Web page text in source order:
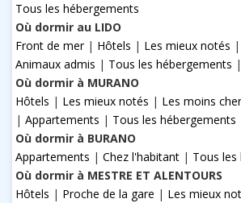
Tous les hébergements
Où dormir au LIDO
Front de mer| Hôtels | Les mieux notés |
Animaux admis | Tous les hébergements |
Où dormir à MURANO
Hôtels | Les mieux notés | Les moins
| Appartements | Tous les hébergements
Où dormir à BURANO
Appartements | Chez l'habitant | Tous les
Où dormir à MESTRE ET ALENTOURS
Hôtels | Proche de la gare | Les mieux